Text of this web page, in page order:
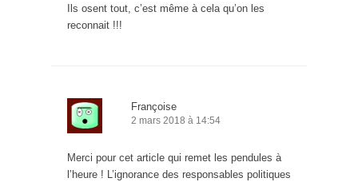
Ils osent tout, c’est même à cela qu’on les
reconnait !!!
Françoise
2 mars 2018 à 14:54
Merci pour cet article qui remet les pendules à
l’heure ! L’ignorance des responsables politiques